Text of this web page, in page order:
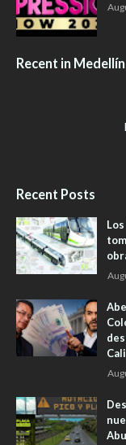
Recent in Medellín
Recent Posts
Cali